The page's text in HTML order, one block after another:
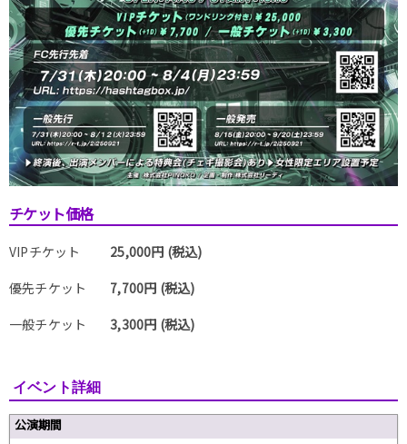
チケット価格
VIPチケット
25,000円 (税込)
優先チケット
7,700円 (税込)
一般チケット
3,300円 (税込)
イベント詳細
公演期間